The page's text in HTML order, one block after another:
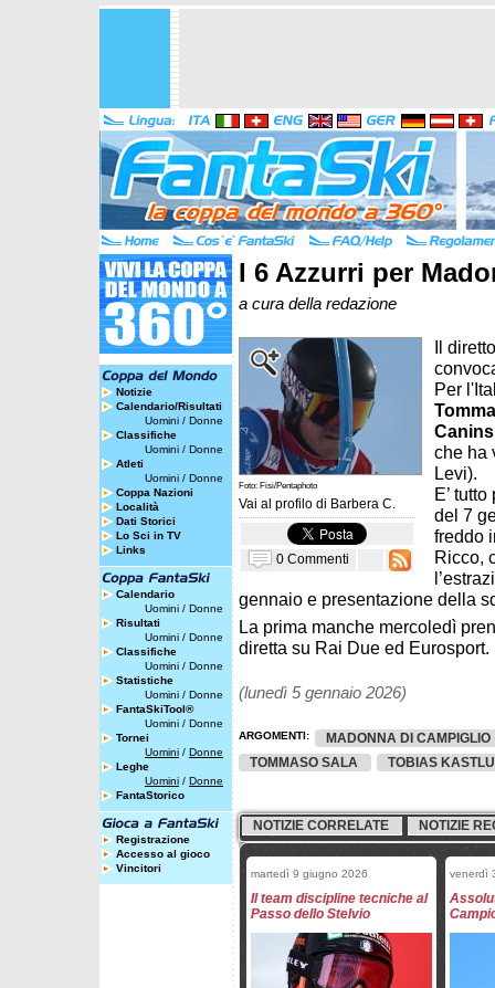
Notizie
Calendario/Risultati
Uomini / Donne
Classifiche
Uomini / Donne
Atleti
Uomini / Donne
Coppa Nazioni
Località
Dati Storici
Lo Sci in TV
Links
Calendario
Uomini / Donne
Risultati
Uomini / Donne
Classifiche
Uomini / Donne
Statistiche
Uomini / Donne
FantaSkiTool®
Uomini / Donne
Tornei
Uomini / Donne
Leghe
Uomini / Donne
FantaStorico
Registrazione
Accesso al gioco
Vincitori
I 6 Azzurri per
a cura della redazione
Foto: Fisi/Pentaphoto
Vai al profilo di Barbera C.
0 Commenti
Il
Per
che ha
Levi).
E’
del 7
freddo
Ricco,
gennaio e presentazione della
La prima manche mercoledì
diretta su Rai Due ed Eurosport.
(lunedì 5 gennaio 2026)
ARGOMENTI:
MADONNA DI CAMPIGLIO
TOMMASO SALA
TOBIAS
NOTIZIE CORRELATE NOTIZIE
martedì 9 giugno 2026
Il team discipline tecniche al
Passo dello Stelvio
venerdì